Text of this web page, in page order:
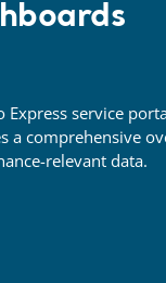
Express service
acomprehensive
relevant data.